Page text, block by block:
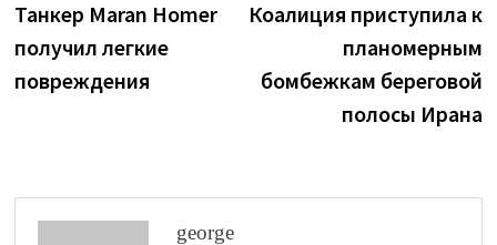
по
записям
запись:
Танкер Maran Homer
получил легкие
повреждения
Коалиция приступила к
планомерным
бомбежкам береговой
полосы Ирана
george